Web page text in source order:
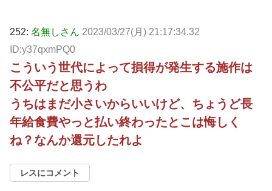
252: 名無しさん 2023/03/27(月) 21:17:34.32
ID:y37qxmPQ0
こういう世代によって損得が発生する施作は
不公平だと思うわ
うちはまだ小さいからいいけど、ちょうど長
年給食費やっと払い終わったとこは悔しく
ね？なんか還元したれよ
レスにコメント